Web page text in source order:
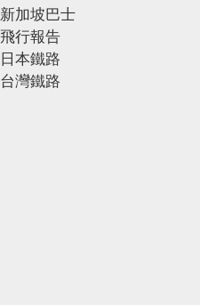
新加坡巴士
飛行報告
日本鐵路
台灣鐵路